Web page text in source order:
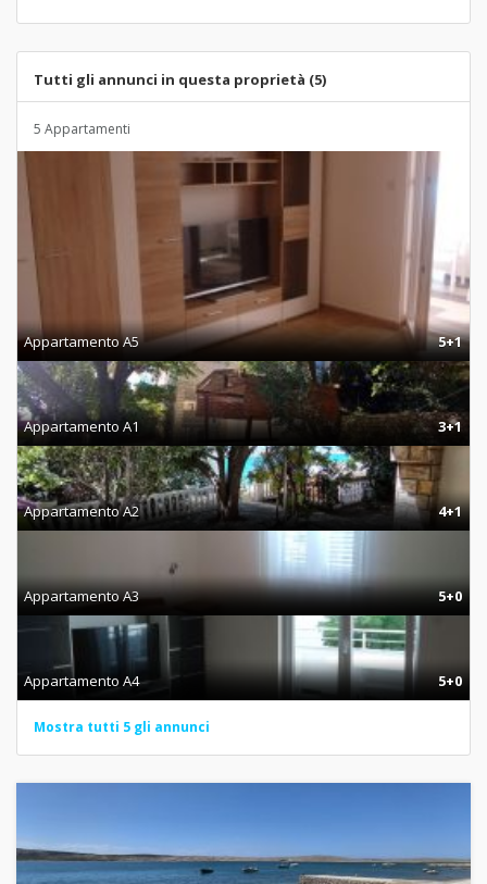
Tutti gli annunci in questa proprietà (5)
5 Appartamenti
Appartamento A5 5+1
Appartamento A1 3+1
Appartamento A2 4+1
Appartamento A3 5+0
Appartamento A4 5+0
Mostra tutti 5 gli annunci